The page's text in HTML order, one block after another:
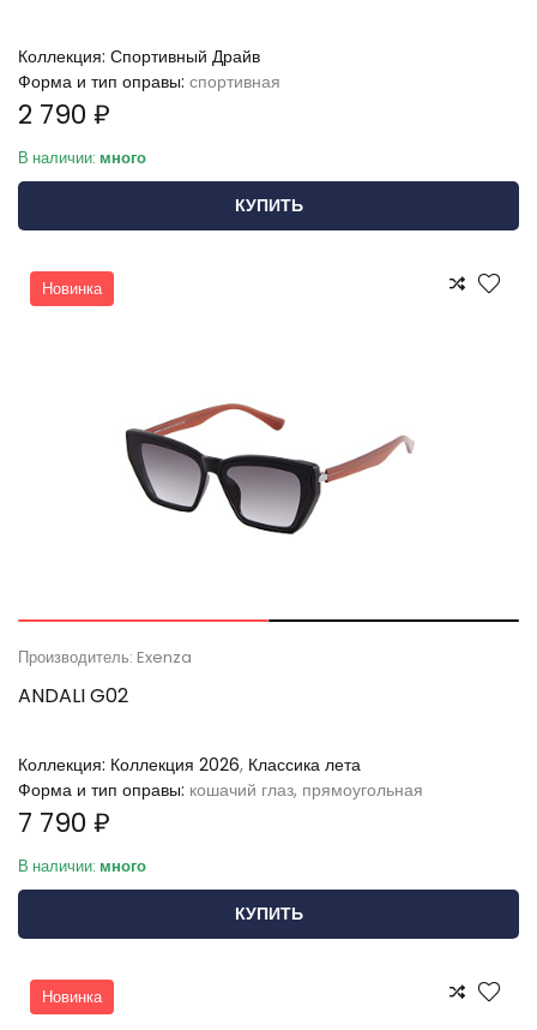
Коллекция: Спортивный Драйв
Форма и тип оправы: спортивная
2 790 ₽
В наличии: много
КУПИТЬ
Новинка
Производитель: Exenza
ANDALI G02
Коллекция: Коллекция 2026, Классика лета
Форма и тип оправы: кошачий глаз, прямоугольная
7 790 ₽
В наличии: много
КУПИТЬ
Новинка